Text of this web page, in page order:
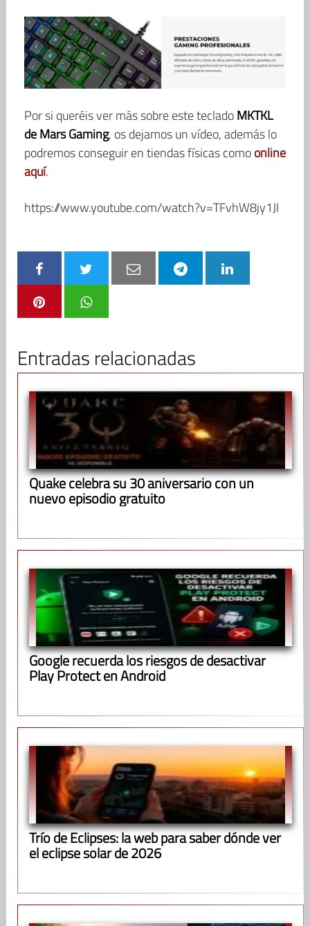
Por si queréis ver más sobre este tecladoMKTKL
de Mars Gaming, os dejamos un vídeo, además lo
podremos conseguir en tiendas físicas comoonline
aquí.
https://www.youtube.com/watch?v=TFvhW8jy1JI
Entradas relacionadas
Quake celebra su 30 aniversario con un
nuevo episodio gratuito
Google recuerda los riesgos de desactivar
Play Protect en Android
Trío de Eclipses: la web para saber dónde ver
el eclipse solar de 2026